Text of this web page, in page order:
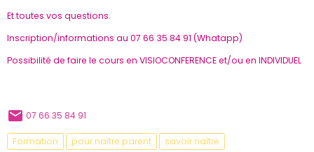
Et toutes vos questions.
Inscription/informations au 07 66 35 84 91 (Whatapp)
Possibilité de faire le cours en VISIOCONFERENCE et/ou en INDIVIDUEL
07 66 35 84 91
Formation pour naître parent
savoir naître